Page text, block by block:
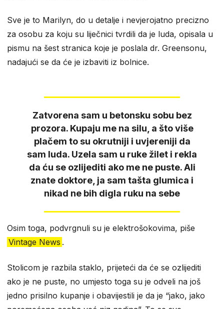
Sve je to Marilyn, do u detalje i nevjerojatno precizno
za osobu za koju su liječnici tvrdili da je luda, opisala u
pismu na šest stranica koje je poslala dr. Greensonu,
nadajući se da će je izbaviti iz bolnice.
Zatvorena sam u betonsku sobu bez
prozora. Kupaju me na silu, a što više
plačem to su okrutniji i uvjereniji da
sam luda. Uzela sam u ruke žilet i rekla
da ću se ozlijediti ako me ne puste. Ali
znate doktore, ja sam tašta glumica i
nikad ne bih digla ruku na sebe
Osim toga, podvrgnuli su je elektrošokovima, piše
Vintage News .
Stolicom je razbila staklo, prijeteći da će se ozlijediti
ako je ne puste, no umjesto toga su je odveli na još
jedno prisilno kupanje i obavijestili je da je “jako, jako